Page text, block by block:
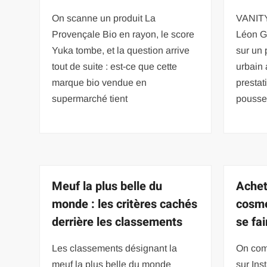
On scanne un produit La
Provençale Bio en rayon, le score
Yuka tombe, et la question arrive
tout de suite : est-ce que cette
marque bio vendue en
supermarché tient
Léon
sur un
urbain
Meuf la plus belle du
monde : les critères cachés
derrière les classements
Les classements désignant la
meuf la plus belle du monde
se
On
sur